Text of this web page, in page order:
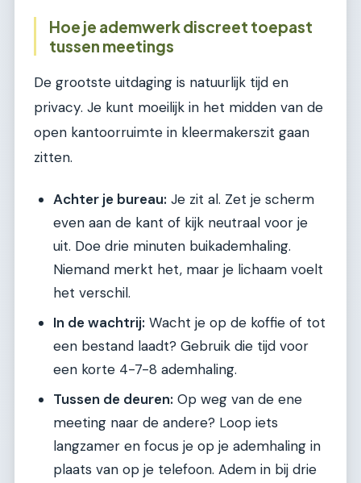
Hoe je ademwerk discreet toepast
tussen meetings
De grootste uitdaging is natuurlijk tijd en
privacy. Je kunt moeilijk in het midden van de
open kantoorruimte in kleermakerszit gaan
zitten.
Achter je bureau: Je zit al. Zet je scherm
even aan de kant of kijk neutraal voor je
uit. Doe drie minuten buikademhaling.
Niemand merkt het, maar je lichaam voelt
het verschil.
In de wachtrij: Wacht je op de koffie of tot
een bestand laadt? Gebruik die tijd voor
een korte 4-7-8 ademhaling.
Tussen de deuren: Op weg van de ene
meeting naar de andere? Loop iets
langzamer en focus je op je ademhaling in
plaats van op je telefoon. Adem in bij drie